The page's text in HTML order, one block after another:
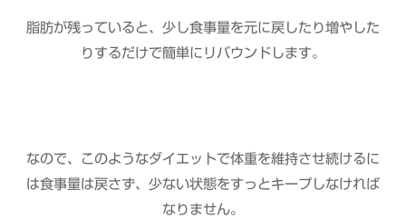
脂肪が残っていると、少し食事量を元に戻したり増やした
りするだけで簡単にリバウンドします。
なので、このようなダイエットで体重を維持させ続けるに
は食事量は戻さず、少ない状態をすっとキープしなければ
なりません。